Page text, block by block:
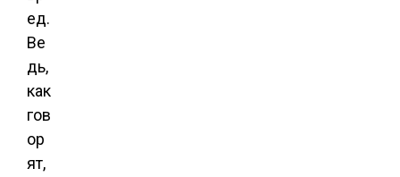
ед.
Ве
дь,
как
гов
ор
ят,